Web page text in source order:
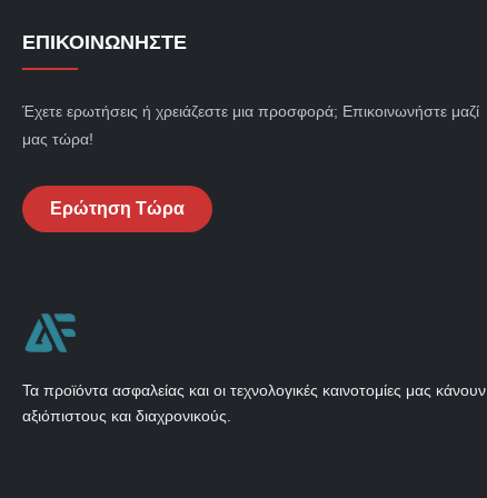
ΕΠΙΚΟΙΝΩΝΉΣΤΕ
Έχετε ερωτήσεις ή χρειάζεστε μια προσφορά; Επικοινωνήστε μαζί
μας τώρα!
Ερώτηση Τώρα
Τα προϊόντα ασφαλείας και οι τεχνολογικές καινοτομίες μας κάνουν
αξιόπιστους και διαχρονικούς.